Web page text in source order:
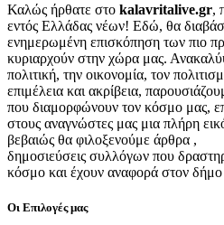
Καλώς ήρθατε στο kalavritalive.gr,
εντός Ελλάδας νέων! Εδώ, θα
ενημερωμένη επισκόπηση των πιο
κυριαρχούν στην χώρα μας.
πολιτική, την οικονομία, τον
επιμέλεια και ακρίβεια,
που διαμορφώνουν τον κόσμο μας,
στους αναγνώστες μας μια πλήρη
βεβαιώς θα φιλοξενούμε άρθρα ,
δημοσιεύσεις συλλόγων που
κόσμο και έχουν αναφορά στον
Οι Επιλογές μας